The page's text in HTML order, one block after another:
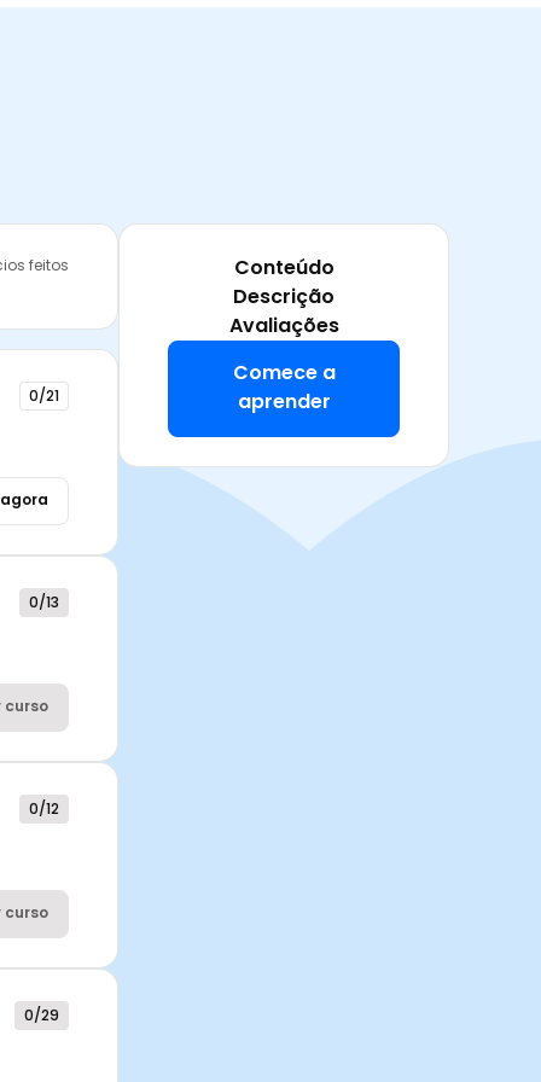
Conteúdo
Descrição
Avaliações
Comece a
aprender
feitos
0/21
0/13
curso
0/12
curso
0/29